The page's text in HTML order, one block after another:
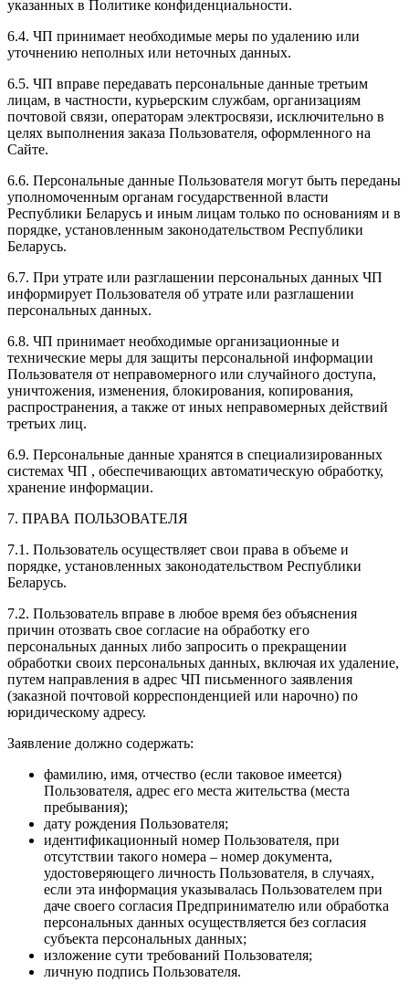
указанных в Политике конфиденциальности.
6.4. ЧП принимает необходимые меры по удалению или
уточнению неполных или неточных данных.
6.5. ЧП вправе передавать персональные данные третьим
лицам, в частности, курьерским службам, организациям
почтовой связи, операторам электросвязи, исключительно в
целях выполнения заказа Пользователя, оформленного на
Сайте.
6.6. Персональные данные Пользователя могут быть переданы
уполномоченным органам государственной власти
Республики Беларусь и иным лицам только по основаниям и в
порядке, установленным законодательством Республики
Беларусь.
6.7. При утрате или разглашении персональных данных ЧП
информирует Пользователя об утрате или разглашении
персональных данных.
6.8. ЧП принимает необходимые организационные и
технические меры для защиты персональной информации
Пользователя от неправомерного или случайного доступа,
уничтожения, изменения, блокирования, копирования,
распространения, а также от иных неправомерных действий
третьих лиц.
6.9. Персональные данные хранятся в специализированных
системах ЧП , обеспечивающих автоматическую обработку,
хранение информации.
7. ПРАВА ПОЛЬЗОВАТЕЛЯ
7.1. Пользователь осуществляет свои права в объеме и
порядке, установленных законодательством Республики
Беларусь.
7.2. Пользователь вправе в любое время без объяснения
причин отозвать свое согласие на обработку его
персональных данных либо запросить о прекращении
обработки своих персональных данных, включая их удаление,
путем направления в адрес ЧП письменного заявления
(заказной почтовой корреспонденцией или нарочно) по
юридическому адресу.
Заявление должно содержать:
фамилию, имя, отчество (если таковое имеется)
Пользователя, адрес его места жительства (места
пребывания);
дату рождения Пользователя;
идентификационный номер Пользователя, при
отсутствии такого номера – номер документа,
удостоверяющего личность Пользователя, в случаях,
если эта информация указывалась Пользователем при
даче своего согласия Предпринимателю или обработка
персональных данных осуществляется без согласия
субъекта персональных данных;
изложение сути требований Пользователя;
личную подпись Пользователя.